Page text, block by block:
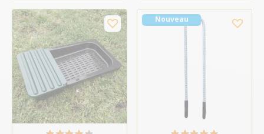
Nouveau